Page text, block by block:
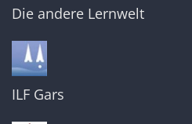
Die andere Lernwelt
ILF Gars